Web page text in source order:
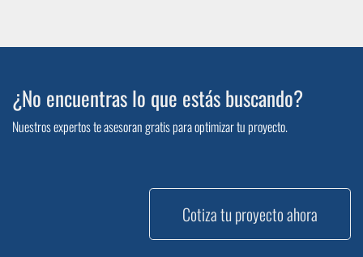
¿No encuentras lo que estás buscando?
Nuestros expertos te asesoran gratis para optimizar tu proyecto.
Cotiza tu proyecto ahora